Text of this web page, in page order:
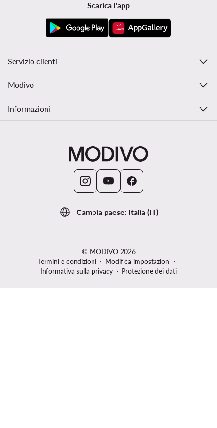
Cambia paese: Italia (IT)
Scarica l'app
Servizio clienti
Modivo
Informazioni
© MODIVO 2026
Termini e condizioni
Modifica impostazioni
Informativa sulla privacy
Protezione dei dati